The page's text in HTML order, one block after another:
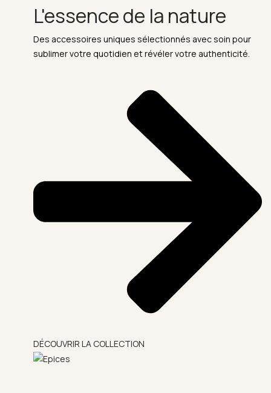
L'essence de la nature
Des accessoires uniques sélectionnés avec soin pour
sublimer votre quotidien et révéler votre authenticité.
DÉCOUVRIR LA COLLECTION